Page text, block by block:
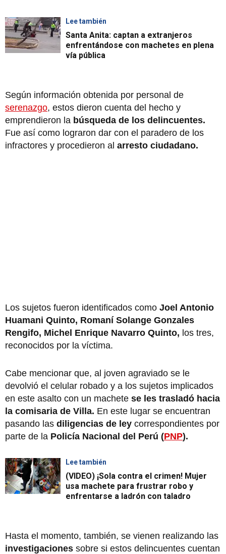
Lee también
Santa Anita: captan a extranjeros
enfrentándose con machetes en plena
vía pública
Según información obtenida por personal de
serenazgo, estos dieron cuenta del hecho y
emprendieron la búsqueda de los delincuentes.
Fue así como lograron dar con el paradero de los
infractores y procedieron al arresto ciudadano.
Los sujetos fueron identificados como Joel Antonio
Huamani Quinto, Romaní Solange Gonzales
Rengifo, Michel Enrique Navarro Quinto, los tres,
reconocidos por la víctima.
Cabe mencionar que, al joven agraviado se le
devolvió el celular robado y a los sujetos implicados
en este asalto con un machete se les trasladó hacia
la comisaria de Villa. En este lugar se encuentran
pasando las diligencias de ley correspondientes por
parte de la Policía Nacional del Perú (PNP).
Lee también
(VIDEO) ¡Sola contra el crimen! Mujer
usa machete para frustrar robo y
enfrentarse a ladrón con taladro
Hasta el momento, también, se vienen realizando las
investigaciones sobre si estos delincuentes cuentan